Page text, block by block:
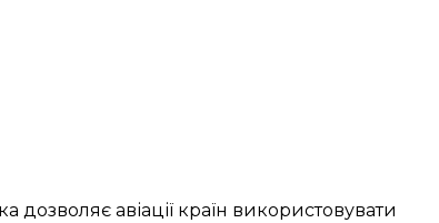
дозволяє авіації країн використовувати